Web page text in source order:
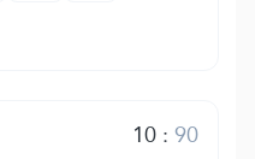
10:90